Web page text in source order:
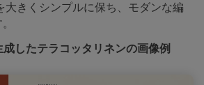
大きくシンプルに保ち、モダンな編
したテラコッタリネンの画像例